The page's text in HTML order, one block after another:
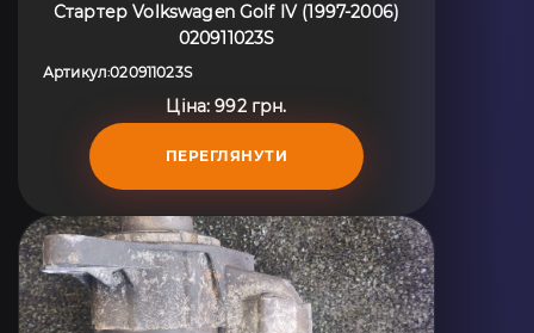
Стартер Volkswagen Golf IV (1997-2006)
020911023S
Артикул:020911023S
Ціна: 992 грн.
ПЕРЕГЛЯНУТИ